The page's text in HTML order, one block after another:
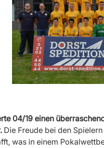
04/19 einen
Die Freude bei den
was in einem